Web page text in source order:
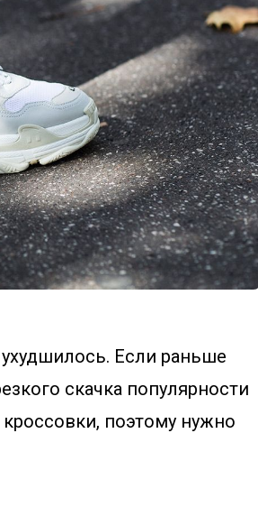
Если раньше
скачка популярности
кроссовки, поэтому нужно